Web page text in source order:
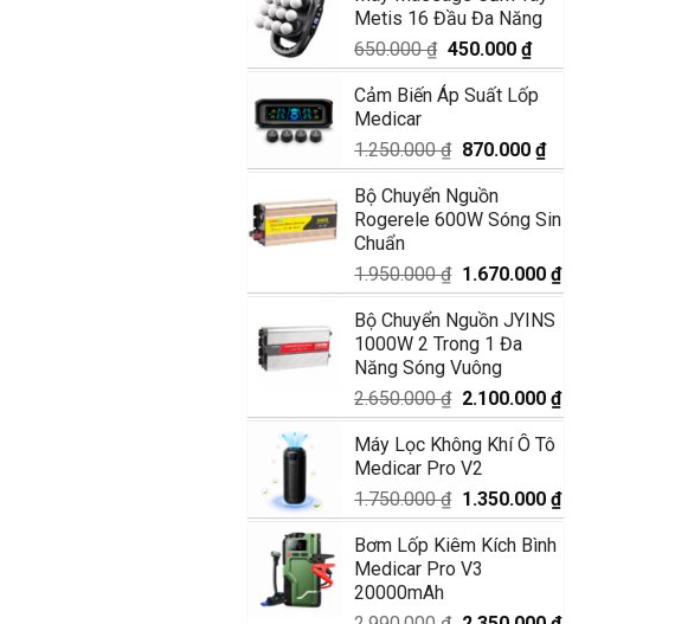
1.990.000 ₫.
Metis 16 Đầu Đa Năng
650.000₫ Giá
gốc
là:
450.000₫Giá
hiện
tại
450.000 ₫.
Cảm Biến Áp Suất Lốp
Medicar
1.250.000₫ Giá
gốc
là:
1.250.000 ₫.
870.000₫Giá
hiện
là:
Bộ Chuyển Nguồn
Rogerele 600W Sóng Sin
Chuẩn
1.950.000₫ Giá
gốc
là:
1.950.000 ₫.
1.670.000₫Giá
hiện
Bộ Chuyển Nguồn JYINS
1000W 2 Trong 1 Đa
Năng Sóng Vuông
2.650.000₫ Giá
gốc
là:
2.650.000 ₫.
2.100.000₫Giá
hiện
2.100.000 ₫.
Máy Lọc Không Khí Ô Tô
Medicar Pro V2
1.750.000₫ Giá
gốc
là:
1.750.000 ₫.
1.350.000₫Giá
hiện
Bơm Lốp Kiêm Kích Bình
Medicar Pro V3
20000mAh